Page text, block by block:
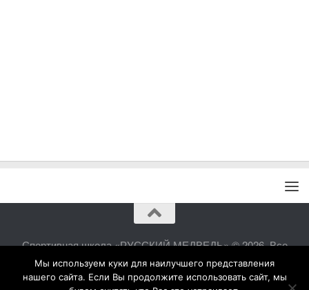
Спортивная школа «РУССКИЙ МЕДВЕДЬ» © 2026. Все
права защищены.
Мы используем куки для наилучшего представления
нашего сайта. Если Вы продолжите использовать сайт, мы